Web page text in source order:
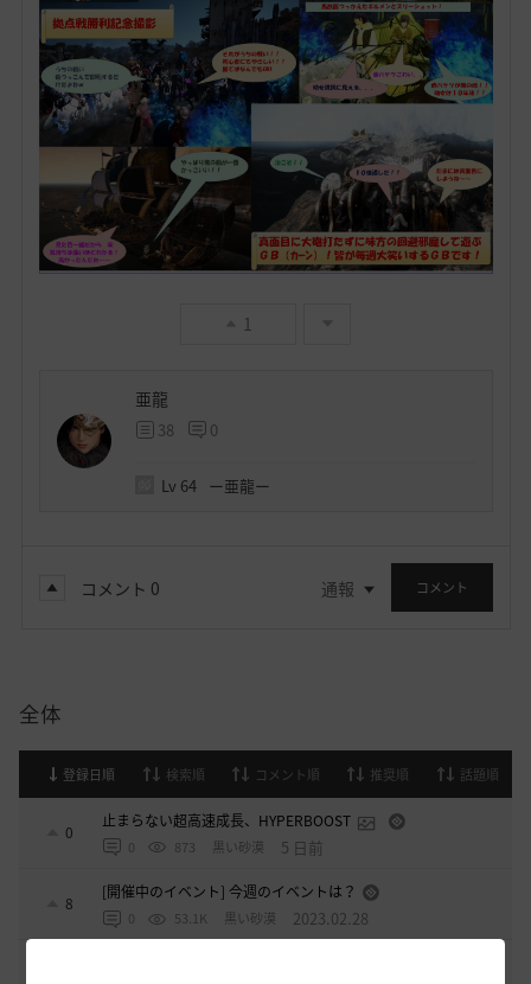
1
亜龍
38 0
Lv 64 ー亜龍ー
コメント 0 通報 コメント
全体
登録日順 検索順 コメント順 推奨順 話題順
0
止まらない超高速成長、HYPERBOOST
0 873 黒い砂漠 5 日前
8
[開催中のイベント] 今週のイベントは？
0 53.1K 黒い砂漠 2023.02.28